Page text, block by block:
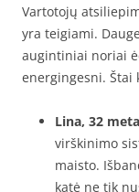
Vartotojų
yra teigiami.
augintiniai noriai
energingesni.
Lina, 32
virškinimo
maisto.
katė ne tik